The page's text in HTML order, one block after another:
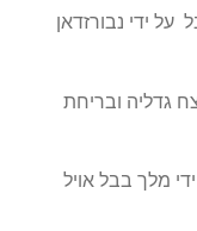
ידי נבורזדאן
גדליה ובריחת
מלך בבל אויל